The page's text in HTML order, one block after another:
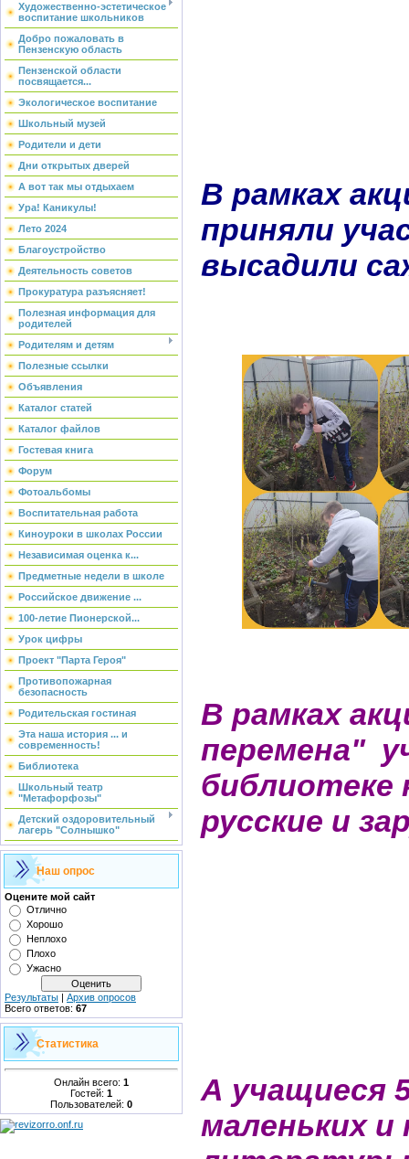
Художественно-эстетическое
воспитание школьников
Добро пожаловать в
Пензенскую область
Пензенской области
посвящается...
Экологическое воспитание
Школьный музей
Родители и дети
Дни открытых дверей
А вот так мы отдыхаем
Ура! Каникулы!
Лето 2024
Благоустройство
Деятельность советов
Прокуратура разъясняет!
Полезная информация для
родителей
Родителям и детям
Полезные ссылки
Объявления
Каталог статей
Каталог файлов
Гостевая книга
Форум
Фотоальбомы
Воспитательная работа
Киноуроки в школах России
Независимая оценка к...
Предметные недели в школе
Российское движение ...
100-летие Пионерской...
Урок цифры
Проект "Парта Героя"
Противопожарная
безопасность
Родительская гостиная
Эта наша история ... и
современность!
Библиотека
Школьный театр
"Метафорфозы"
Детский оздоровительный
лагерь "Солнышко"
Наш опрос
Оцените мой сайт
Отлично
Хорошо
Неплохо
Плохо
Ужасно
Результаты | Архив опросов
Всего ответов: 67
Статистика
Онлайн всего: 1
Гостей: 1
Пользователей: 0
В рамках
приняли
высадили
В рамках
перемена"
библиотеке
русские и
А учащиеся
маленьких и